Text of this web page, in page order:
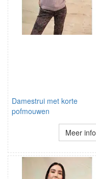
Damestrui met korte
pofmouwen
Meer info